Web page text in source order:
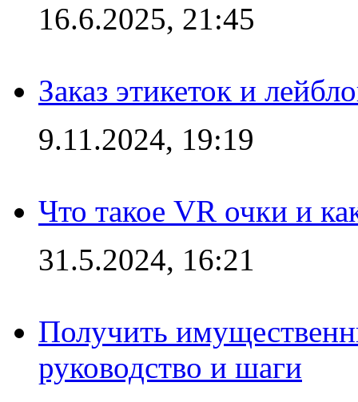
16.6.2025, 21:45
Заказ этикеток и
9.11.2024, 19:19
Что такое VR очки и
31.5.2024, 16:21
Получить
руководство и шаги